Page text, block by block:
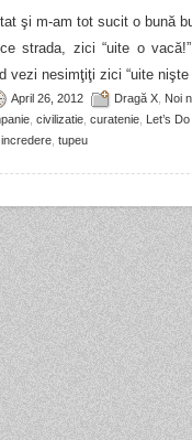
şi m-am tot sucit o bună
strada, zici “uite o
vezi nesimţiţi zici “uite nişte
April 26, 2012 Dragă X Noi
civilizatie curatenie Let’s
tupeu